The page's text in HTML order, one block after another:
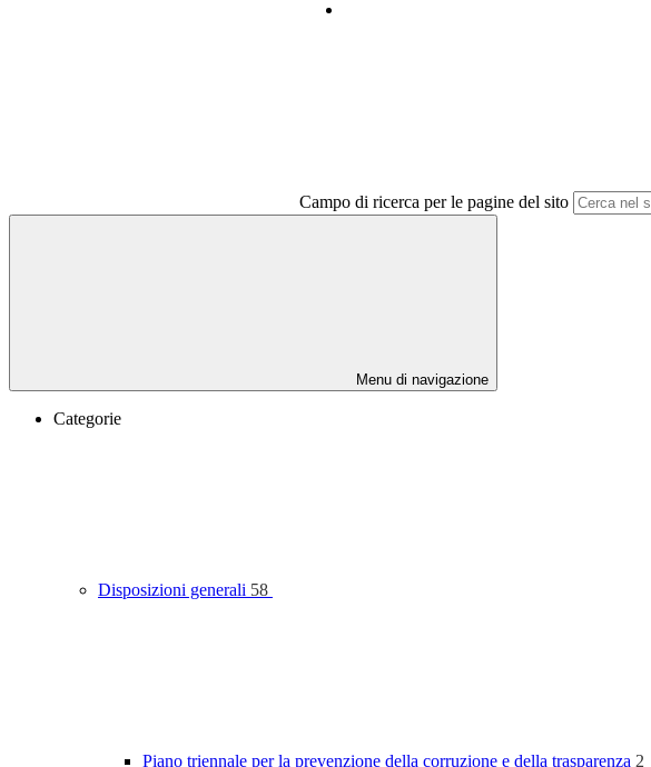
Campo di ricerca per le pagine del sito
Menu di navigazione
Categorie
Disposizioni generali 58
Piano triennale per la prevenzione della corruzione e della trasparenza 2